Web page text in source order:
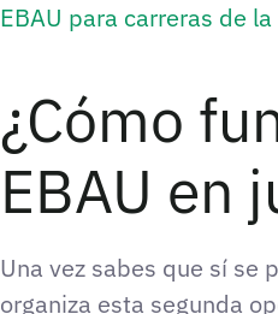
EBAU para carreras de
¿Cómo
EBAU en
Una vez sabes que sí se
organiza esta segunda